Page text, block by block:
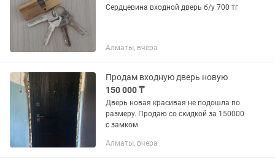
Сердцевина входной дверь б/у 700 тг
Алматы, вчера
Продам входную дверь новую
150 000 ₸
Дверь новая красивая не подошла по
размеру. Продаю со скидкой за 150000
с замком
Алматы, вчера